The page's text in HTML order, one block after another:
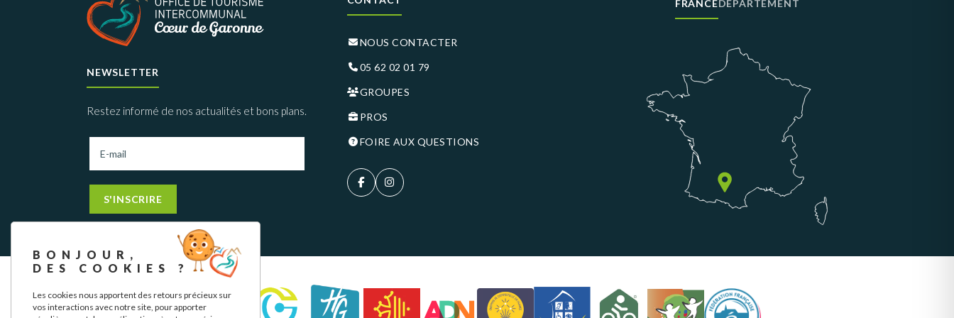
NEWSLETTER
Restez informé de nos actualités et bons plans.
S'INSCRIRE
NOUS CONTACTER
05 62 02 01 79
GROUPES
PROS
FOIRE AUX QUESTIONS
FRANCEDÉPARTEMENT
BONJOUR,
DES COOKIES ?
Les cookies nous apportent des retours précieux sur
vos interactions avec notre site, pour apporter